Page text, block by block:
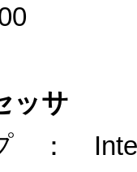
ッサ
： Intel